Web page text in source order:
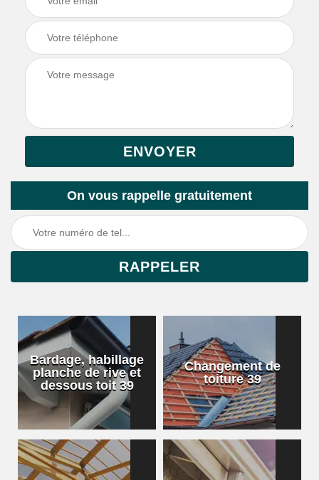
On vous rappelle gratuitement
Bardage, habillage
planche de rive et
dessous toit 39
Changement de
toiture 39